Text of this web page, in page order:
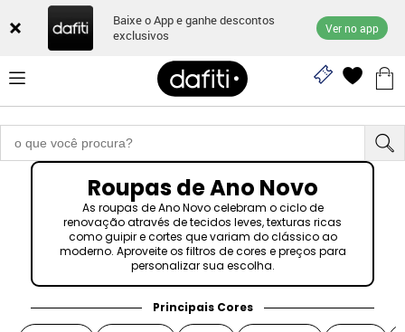
Baixe o App e ganhe descontos
exclusivos
Ver no app
Roupas de Ano Novo
As roupas de Ano Novo celebram o ciclo de
renovação através de tecidos leves, texturas ricas
como guipir e cortes que variam do clássico ao
moderno. Aproveite os filtros de cores e preços para
personalizar sua escolha.
Principais Cores